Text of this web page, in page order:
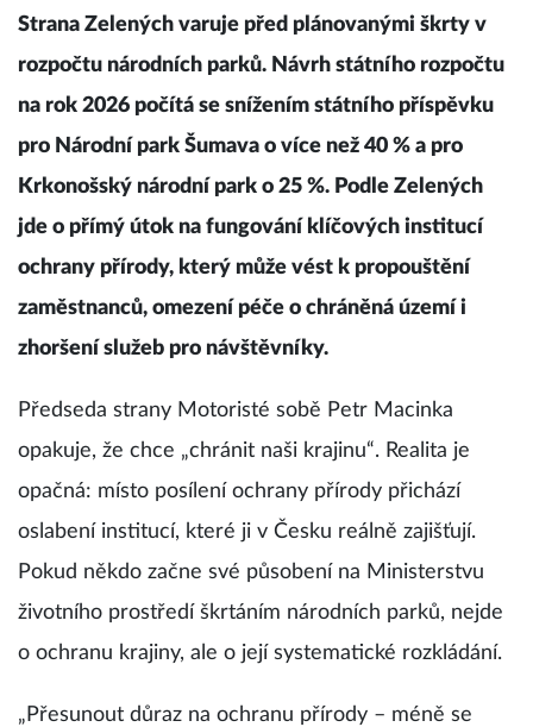
Strana Zelených varuje před plánovanými škrty v
rozpočtu národních parků. Návrh státního rozpočtu
na rok 2026 počítá se snížením státního příspěvku
pro Národní park Šumava o více než 40 % a pro
Krkonošský národní park o 25 %. Podle Zelených
jde o přímý útok na fungování klíčových institucí
ochrany přírody, který může vést k propouštění
zaměstnanců, omezení péče o chráněná území i
zhoršení služeb pro návštěvníky.
Předseda strany Motoristé sobě Petr Macinka
opakuje, že chce „chránit naši krajinu“. Realita je
opačná: místo posílení ochrany přírody přichází
oslabení institucí, které ji v Česku reálně zajišťují.
Pokud někdo začne své působení na Ministerstvu
životního prostředí škrtáním národních parků, nejde
o ochranu krajiny, ale o její systematické rozkládání.
„Přesunout důraz na ochranu přírody – méně se